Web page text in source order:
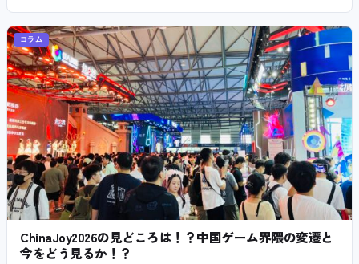
コラム
ChinaJoy2026の見どころは！？中国ゲーム界隈の変遷と
今をどう見るか！？